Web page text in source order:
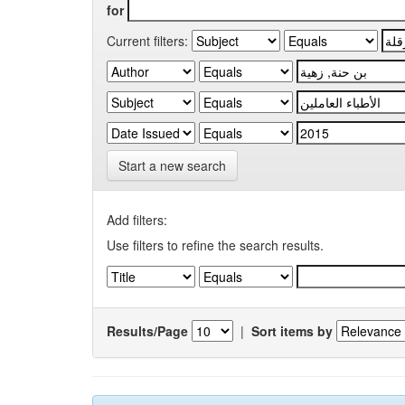
for
Current filters:
Start a new search
Add filters:
Use filters to refine the search results.
Results/Page | Sort items by